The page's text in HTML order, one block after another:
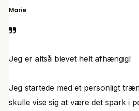
Marie
Jeg er altså blevet helt afhængig!
Jeg startede med et personligt
skulle vise sig at være det spark i